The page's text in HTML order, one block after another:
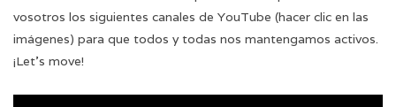
vosotros los siguientes canales de YouTube (hacer clic en las
imágenes) para que todos y todas nos mantengamos activos.
¡Let’s move!